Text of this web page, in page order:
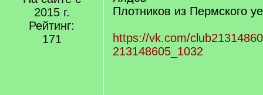
2015 г.
Рейтинг:
171
Плотников из Пермского
https://vk.com/
213148605_1032